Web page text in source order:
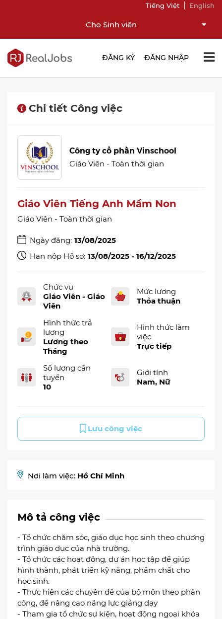
Cho Sinh viên
Tiếng Việt English
ĐĂNG KÝ ĐĂNG NHẬP
Chi tiết Công việc
Công ty cổ phần Vinschool
Giáo Viên - Toàn thời gian
Giáo Viên Tiếng Anh Mầm Non
Giáo Viên - Toàn thời gian
Ngày đăng: 13/08/2025
Hạn nộp Hồ sơ: 13/08/2025 - 16/12/2025
Chức vụ
Giáo Viên - Giáo
Viên
Mức lương
Thỏa thuận
Hình thức trả
lương
Lương theo
Tháng
Hình thức làm
việc
Trực tiếp
Số lượng cần
tuyển
10
Giới tính
Nam, Nữ
Lưu công việc
Nơi làm việc: Hồ Chí Minh
Mô tả công việc
- Tổ chức chăm sóc, giáo dục học sinh theo chương
trình giáo dục của nhà trường.
- Tổ chức các hoạt động, dự án học tập để giúp
hình thành, phát triển kỹ năng, phẩm chất cho
học sinh.
- Thực hiện các chuyên đề của bộ môn theo phân
công, để nâng cao năng lực giảng dạy
- Tham gia tổ chức sự kiện, hoạt động ngoại khóa